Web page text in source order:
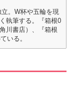
。W杯や五輪を現
執筆する。『箱根0
川書店）、『箱根
いる。